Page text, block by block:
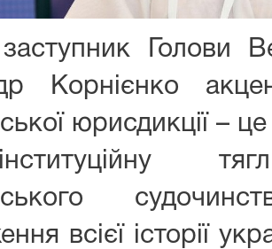
Голови
Корнієнко
юрисдикції –
всієї історії